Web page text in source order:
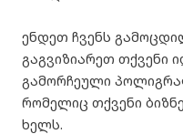
ენდეთ ჩვენს
გაგვიზიარეთ თქვენი
გამორჩეული
რომელიც თქვენი
ხელს.